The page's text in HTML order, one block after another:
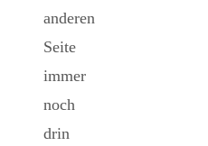
anderen
Seite
immer
noch
drin